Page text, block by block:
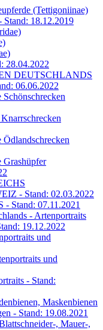
(Tettigoniinae)
Stand: 18.12.2019
28.04.2022
DEUTSCHLANDS
06.06.2022
Grashüpfer
- Stand: 02.03.2022
Stand: 07.11.2021
- Artenportraits
19.12.2022
und
und
- Stand:
Maskenbienen
- Stand: 19.08.2021
, Mauer-,